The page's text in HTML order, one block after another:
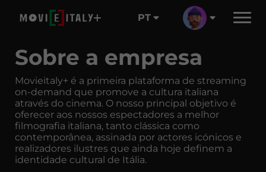
PT
Sobre a empresa
Movieitaly+ é a primeira plataforma de streaming
on-demand que promove a cultura italiana
através do cinema. O nosso principal objetivo é
oferecer aos nossos espectadores a melhor
filmografia italiana, tanto clássica como
contemporânea, assinada por actores icónicos e
realizadores ilustres que ainda hoje definem a
identidade cultural de Itália.